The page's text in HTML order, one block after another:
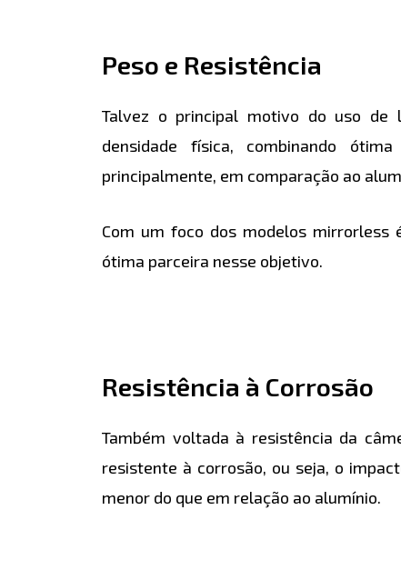
Peso e Resistência
Talvez o principal motivo do uso de
densidade física, combinando
principalmente, em comparação ao
Com um foco dos modelos
ótima parceira nesse objetivo.
Resistência à Corrosão
Também voltada à resistência da
resistente à corrosão, ou seja, o
menor do que em relação ao alumínio.